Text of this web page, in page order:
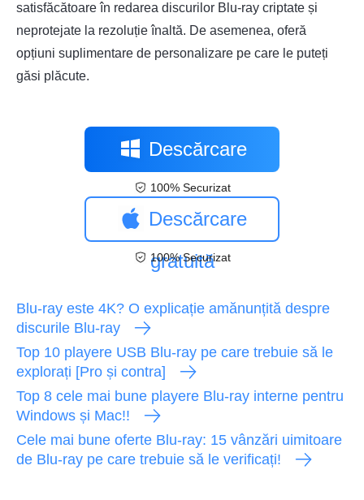
satisfăcătoare în redarea discurilor Blu-ray criptate și
neprotejate la rezoluție înaltă. De asemenea, oferă
opțiuni suplimentare de personalizare pe care le puteți
găsi plăcute.
Descărcare
gratuită
100% Securizat
Descărcare
gratuită
100% Securizat
Blu-ray este 4K? O explicație amănunțită despre
discurile Blu-ray
Top 10 playere USB Blu-ray pe care trebuie să le
explorați [Pro și contra]
Top 8 cele mai bune playere Blu-ray interne pentru
Windows și Mac!!
Cele mai bune oferte Blu-ray: 15 vânzări uimitoare
de Blu-ray pe care trebuie să le verificați!